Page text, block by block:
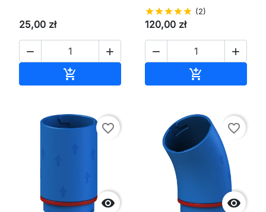
25,00 zł
 

starstarstarstarstar (2)
120,00 zł
 


favorite_border

favorite_border